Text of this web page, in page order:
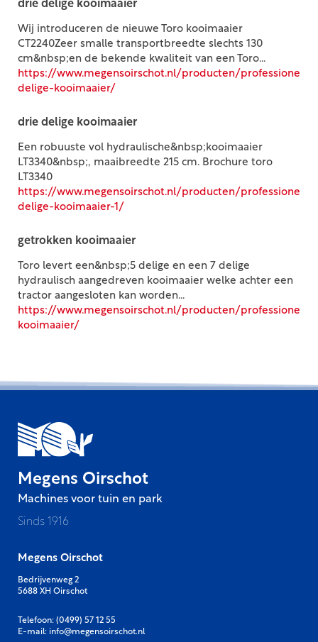
drie delige kooimaaier
Wij introduceren de nieuwe Toro kooimaaier
CT2240Zeer smalle transportbreedte slechts 130
cm&nbsp;en de bekende kwaliteit van een Toro...
https://www.megensoirschot.nl/producten/
delige-kooimaaier/
drie delige kooimaaier
Een robuuste vol hydraulische&nbsp;kooimaaier
LT3340&nbsp;, maaibreedte 215 cm. Brochure toro
LT3340
https://www.megensoirschot.nl/producten/
delige-kooimaaier-1/
getrokken kooimaaier
Toro levert een&nbsp;5 delige en een 7 delige
hydraulisch aangedreven kooimaaier welke achter een
tractor aangesloten kan worden...
https://www.megensoirschot.nl/producten/
kooimaaier/
Megens Oirschot
Machines voor tuin en park
Sinds 1916
Megens Oirschot
Bedrijvenweg 2
5688 XH Oirschot
Telefoon: (0499) 57 12 55
E-mail: info@megensoirschot.nl